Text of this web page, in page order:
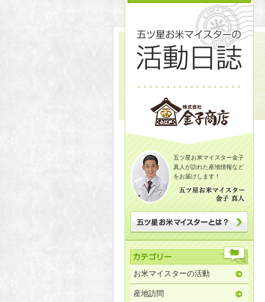
五ツ星お米マイスター金子
真人が訪れた産地情報など
をお届けします！
お米マイスターの活動
産地訪問